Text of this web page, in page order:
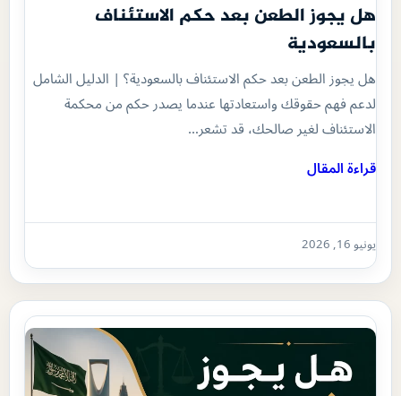
هل يجوز الطعن بعد حكم الاستئناف
بالسعودية
هل يجوز الطعن بعد حكم الاستئناف بالسعودية؟ | الدليل الشامل
لدعم فهم حقوقك واستعادتها عندما يصدر حكم من محكمة
الاستئناف لغير صالحك، قد تشعر…
قراءة المقال
يونيو 16, 2026